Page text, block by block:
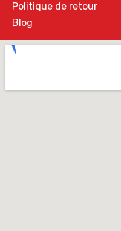
Politique de retour
Blog